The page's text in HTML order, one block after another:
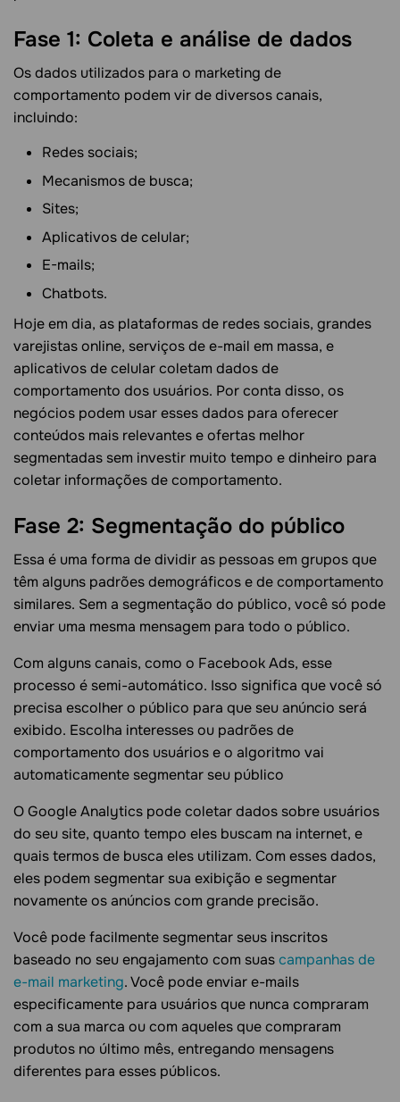
Fase 1: Coleta e análise de dados
Os dados utilizados para o marketing de
comportamento podem vir de diversos canais,
incluindo:
Redes sociais;
Mecanismos de busca;
Sites;
Aplicativos de celular;
E-mails;
Chatbots.
Hoje em dia, as plataformas de redes sociais, grandes
varejistas online, serviços de e-mail em massa, e
aplicativos de celular coletam dados de
comportamento dos usuários. Por conta disso, os
negócios podem usar esses dados para oferecer
conteúdos mais relevantes e ofertas melhor
segmentadas sem investir muito tempo e dinheiro para
coletar informações de comportamento.
Fase 2: Segmentação do público
Essa é uma forma de dividir as pessoas em grupos que
têm alguns padrões demográficos e de comportamento
similares. Sem a segmentação do público, você só pode
enviar uma mesma mensagem para todo o público.
Com alguns canais, como o Facebook Ads, esse
processo é semi-automático. Isso significa que você só
precisa escolher o público para que seu anúncio será
exibido. Escolha interesses ou padrões de
comportamento dos usuários e o algoritmo vai
automaticamente segmentar seu público
O Google Analytics pode coletar dados sobre usuários
do seu site, quanto tempo eles buscam na internet, e
quais termos de busca eles utilizam. Com esses dados,
eles podem segmentar sua exibição e segmentar
novamente os anúncios com grande precisão.
Você pode facilmente segmentar seus inscritos
baseado no seu engajamento com suascampanhas de
e-mail marketing. Você pode enviar e-mails
especificamente para usuários que nunca compraram
com a sua marca ou com aqueles que compraram
produtos no último mês, entregando mensagens
diferentes para esses públicos.